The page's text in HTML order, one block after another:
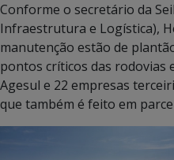
Conforme o secretário da
Infraestrutura e Logística),
manutenção estão de
pontos críticos das rodovias
Agesul e 22 empresas
que também é feito em